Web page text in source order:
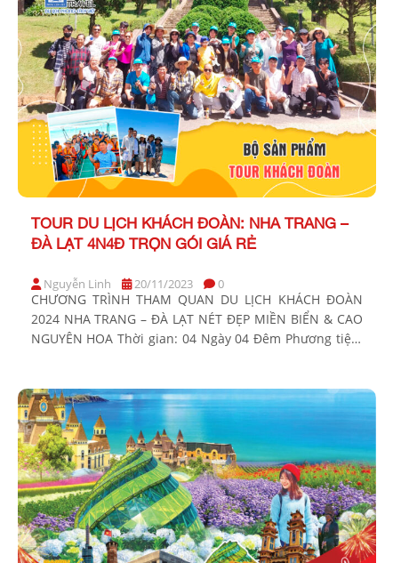
TOUR DU LỊCH KHÁCH ĐOÀN: NHA TRANG –
ĐÀ LẠT 4N4Đ TRỌN GÓI GIÁ RẺ
Nguyễn Linh 20/11/2023 0
CHƯƠNG TRÌNH THAM QUAN DU LỊCH KHÁCH ĐOÀN
2024 NHA TRANG – ĐÀ LẠT NÉT ĐẸP MIỀN BIỂN & CAO
NGUYÊN HOA Thời gian: 04 Ngày 04 Đêm Phương tiện:
sạn 3* Khách sạn 4* Người […]